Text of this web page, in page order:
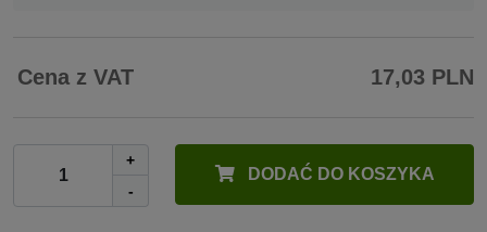
Cena z VAT 17,03 PLN
+
-
DODAĆ DO KOSZYKA